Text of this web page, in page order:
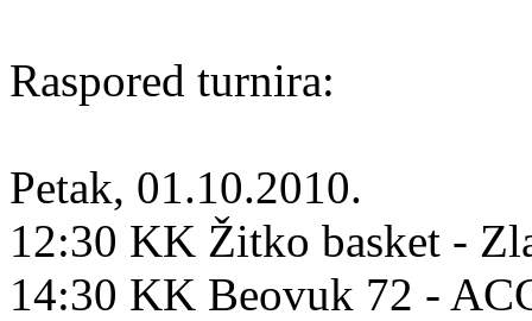
Raspored turnira:
Petak, 01.10.2010.
12:30 KK Žitko basket -
14:30 KK Beovuk 72 -